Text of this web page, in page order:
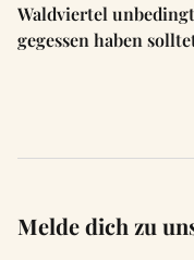
Waldviertel
gegessen haben
Melde dich zu